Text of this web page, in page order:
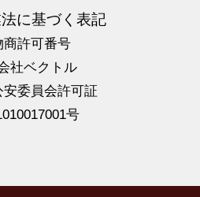
に基づく表記
商許可番号
社ベクトル
安委員会許可証
号